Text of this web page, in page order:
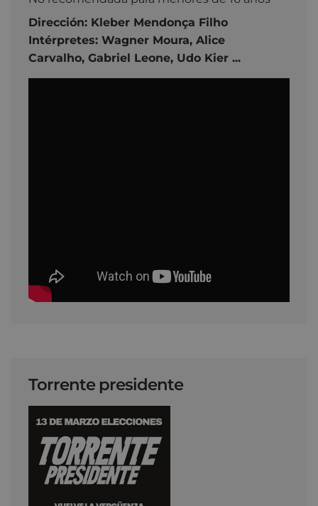
Dirección: Kleber Mendonça Filho
Intérpretes: Wagner Moura, Alice
Carvalho, Gabriel Leone, Udo Kier ...
Torrente presidente